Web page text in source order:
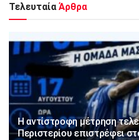
Τελευταία Άρθρα
Η αντίστροφη μέτρηση
Περιστερίου επιστρέφει